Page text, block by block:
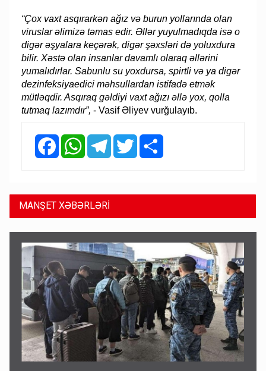
“Çox vaxt asqırarkən ağız və burun yollarında olan
viruslar əlimizə təmas edir. Əllər yuyulmadıqda isə o
digər əşyalara keçərək, digər şəxsləri də yoluxdura
bilir. Xəstə olan insanlar davamlı olaraq əllərini
yumalıdırlar. Sabunlu su yoxdursa, spirtli və ya digər
dezinfeksiyaedici məhsullardan istifadə etmək
mütləqdir. Asqıraq gəldiyi vaxt ağızı əllə yox, qolla
tutmaq lazımdır”,- Vasif Əliyev vurğulayıb.
FacebookWhatsAppTelegramTwitter
MANŞET XƏBƏRLƏRİ